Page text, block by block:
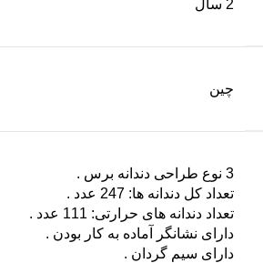
2 سال
چین
3 نوع طراحی دندانه برس .
تعداد کل دندانه ها: 247 عدد .
تعداد دندانه های حرارتی: 111 عدد .
دارای نشانگر آماده به کار بودن .
دارای سیم گردان .